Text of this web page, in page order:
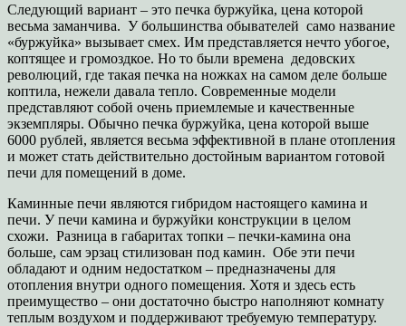
Следующий вариант – это печка буржуйка, цена которой
весьма заманчива. У большинства обывателей само название
«буржуйка» вызывает смех. Им представляется нечто убогое,
коптящее и громоздкое. Но то были времена дедовских
революций, где такая печка на ножках на самом деле больше
коптила, нежели давала тепло. Современные модели
представляют собой очень приемлемые и качественные
экземпляры. Обычно печка буржуйка, цена которой выше
6000 рублей, является весьма эффективной в плане отопления
и может стать действительно достойным вариантом готовой
печи для помещений в доме.
Каминные печи являются гибридом настоящего камина и
печи. У печи камина и буржуйки конструкции в целом
схожи. Разница в габаритах топки – печки-камина она
больше, сам эрзац стилизован под камин. Обе эти печи
обладают и одним недостатком – предназначены для
отопления внутри одного помещения. Хотя и здесь есть
преимущество – они достаточно быстро наполняют комнату
теплым воздухом и поддерживают требуемую температуру.